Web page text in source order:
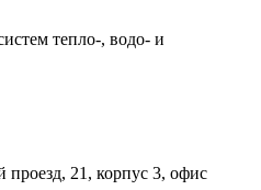
тепло-, водо- и
21, корпус 3, офис